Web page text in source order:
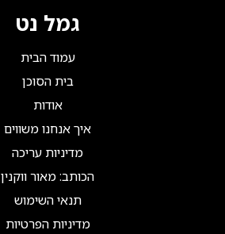
גמל נט
עמוד הבית
בית הסוכן
אודות
איך אנחנו משווים
מדיניות עריכה
הכותב: מאור ווקנין
תנאי השימוש
מדיניות הפרטיות